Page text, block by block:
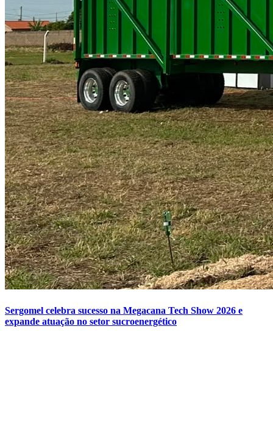
Sergomel celebra sucesso na Megacana Tech Show 2026 e
expande atuação no setor sucroenergético